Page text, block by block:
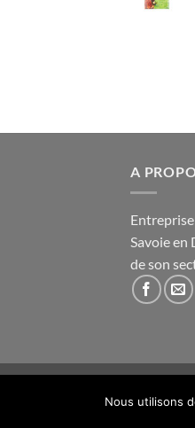
A
Savoie en
de son
Nous utilisons